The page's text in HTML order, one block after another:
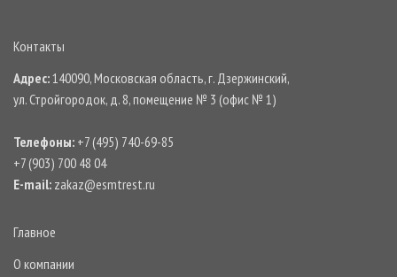
Контакты
Адрес:140090, Московская область, г. Дзержинский,
ул. Стройгородок, д. 8, помещение № 3 (офис № 1)
Телефоны: +7 (495) 740-69-85
+7 (903) 700 48 04
E-mail: zakaz@esmtrest.ru
Главное
О компании